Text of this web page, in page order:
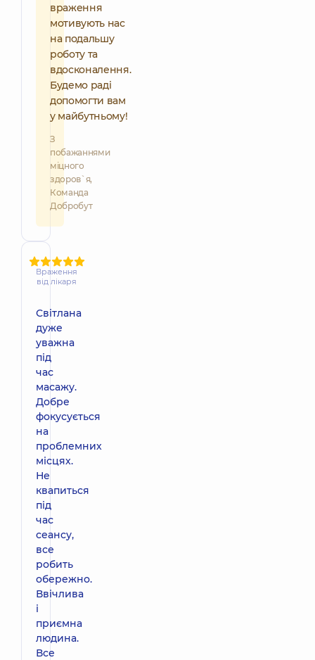
враження
мотивують нас
на подальшу
роботу та
вдосконалення.
Будемо раді
допомогти вам
у майбутньому!
З
побажаннями
міцного
здоров`я,
Команда
Добробут
Враження
від лікаря
Світлана
дуже
уважна
під
час
масажу.
Добре
фокусується
на
проблемних
місцях.
Не
квапиться
під
час
сеансу,
все
робить
обережно.
Ввічлива
і
приємна
людина.
Все